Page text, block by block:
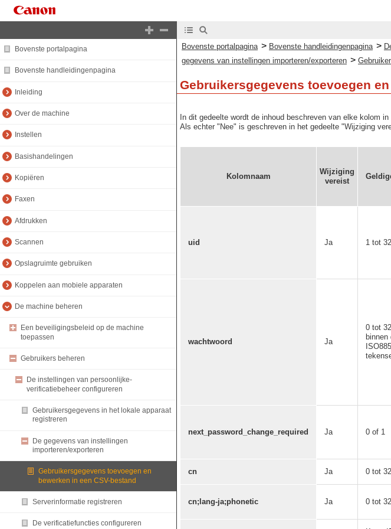
Bovenste portalpagina
Bovenste handleidingenpagina
Inleiding
Over de machine
Instellen
Basishandelingen
Kopiëren
Faxen
Afdrukken
Scannen
Opslagruimte gebruiken
Koppelen aan mobiele apparaten
De machine beheren
Een beveiligingsbeleid op de machine
toepassen
Gebruikers beheren
De instellingen van persoonlijke-
verificatiebeheer configureren
Gebruikersgegevens in het lokale apparaat
registreren
De gegevens van instellingen
importeren/exporteren
Gebruikersgegevens toevoegen en
bewerken in een CSV-bestand
Serverinformatie registreren
De verificatiefuncties configureren
Bovenste portalpagina > Bovenste handleidingenpagina >
gegevens van instellingen importeren/exporteren >
Gebruikersgegevens toevoegen
In dit gedeelte wordt de inhoud beschreven van elke kolom
Als echter "Nee" is geschreven in het gedeelte "Wijziging
Kolomnaam
Wijziging
vereist
uid Ja 1 tot
wachtwoord Ja
0 tot
binnen
next_password_change_required Ja 0 of 1
cn Ja 0 tot
cn;lang-ja;phonetic Ja 0 tot